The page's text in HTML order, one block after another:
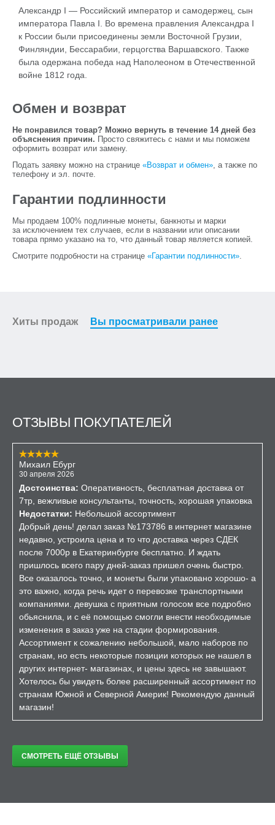
Александр I — Российский император и самодержец, сын
императора Павла I. Во времена правления Александра I
к России были присоединены земли Восточной Грузии,
Финляндии, Бессарабии, герцогства Варшавского. Также
была одержана победа над Наполеоном в Отечественной
войне 1812 года.
Обмен и возврат
Не понравился товар? Можно вернуть в течение 14 дней без
объяснения причин. Просто свяжитесь с нами и мы поможем
оформить возврат или замену.
Подать заявку можно на странице «Возврат и обмен», а также по
телефону и эл. почте.
Гарантии подлинности
Мы продаем 100% подлинные монеты, банкноты и марки
за исключением тех случаев, если в названии или описании
товара прямо указано на то, что данный товар является копией.
Смотрите подробности на странице «Гарантии подлинности».
Хиты продаж Вы просматривали ранее
ОТЗЫВЫ ПОКУПАТЕЛЕЙ
Михаил Ебург
30 апреля 2026
Достоинства: Оперативность, бесплатная доставка от
7тр, вежливые консультанты, точность, хорошая упаковка
Недостатки: Небольшой ассортимент
Добрый день! делал заказ №173786 в интернет магазине
недавно, устроила цена и то что доставка через СДЕК
после 7000р в Екатеринбурге бесплатно. И ждать
пришлось всего пару дней-заказ пришел очень быстро.
Все оказалось точно, и монеты были упаковано хорошо- а
это важно, когда речь идет о перевозке транспортными
компаниями. девушка с приятным голосом все подробно
обьяснила, и с её помощью смогли внести необходимые
изменения в заказ уже на стадии формирования.
Ассортимент к сожалению небольшой, мало наборов по
странам, но есть некоторые позиции которых не нашел в
других интернет- магазинах, и цены здесь не завышают.
Хотелось бы увидеть более расширенный ассортимент по
странам Южной и Северной Америк! Рекомендую данный
магазин!
СМОТРЕТЬ ЕЩЁ ОТЗЫВЫ